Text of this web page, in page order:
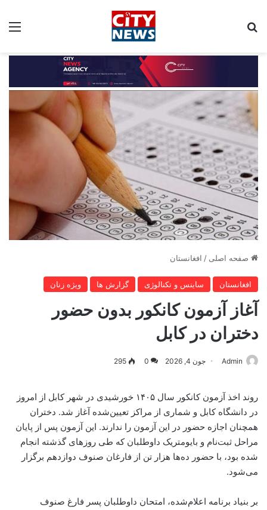
صفحه اصلی / افغانستان
افغانستان ساینس و تکنالوژی گزارش ها ویژه زنان
آغاز آزمون کانکور بدون حضور
دختران در کابل
Admin جون 4, 2026 0
295
روند اخذ آزمون کانکور سال ۱۴۰۵ خورشیدی در شهر کابل از امروز
در دانشگاه کابل و شماری از مراکز تعیین‌شده آغاز شد. دختران
همچنان اجازه حضور در این آزمون را ندارند. این آزمون پس از پایان
مراحل ثبت‌نام و بایومتریک داوطلبان که طی روزهای گذشته انجام
شده بود، با حضور ده‌ها هزار تن از فارغان صنوف دوازدهم برگزار
می‌شود.
بر بنیاد برنامه اعلام‌شده، امتحان داوطلبان پسر فارغ صنوف